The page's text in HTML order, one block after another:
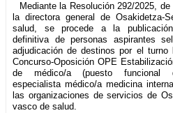
Mediante la Resolución 292/2025,
la directora general de Osakidetza-
salud, se procede a la
definitiva de personas aspirantes
adjudicación de destinos por el turno
Concurso-Oposición OPE
de médico/a (puesto funcional
especialista médico/a medicina
las organizaciones de servicios de
vasco de salud.